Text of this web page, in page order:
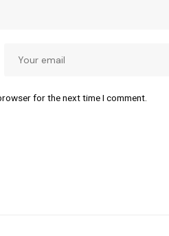
for the next time I comment.